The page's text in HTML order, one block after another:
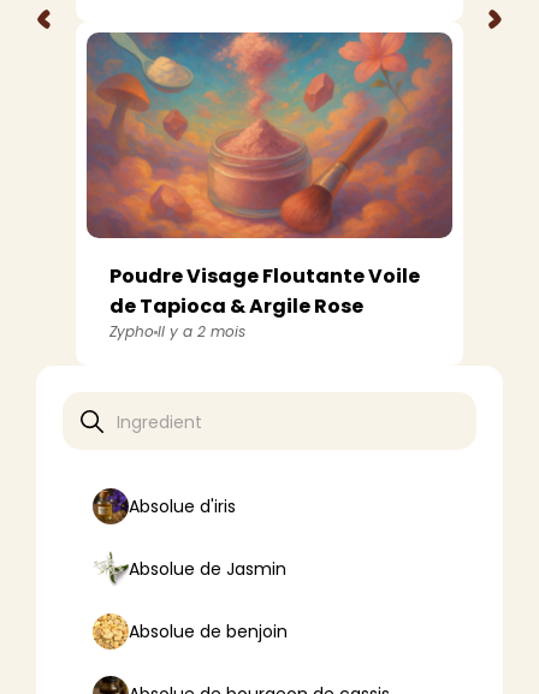
Absolue d'iris
Absolue de Jasmin
Absolue de benjoin
<
Poudre Visage Floutante Voile
de Tapioca & Argile Rose
ZyphoIl y a 2 mois
>